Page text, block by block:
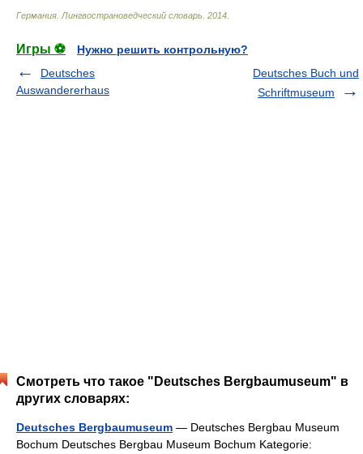
Германия. Лингвострановедческий словарь 2014
Игры ⚽
Нужно решить контрольную?
Deutsches
Auswandererhaus
Deutsches Buch und
Schriftmuseum
Смотреть что такое "Deutsches Bergbaumuseum" в
других словарях:
Deutsches Bergbaumuseum — Deutsches Bergbau Museum
Bochum Deutsches Bergbau Museum Bochum Kategorie: